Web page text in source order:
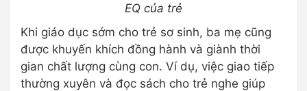
EQ của trẻ
Khi giáo dục sớm cho trẻ sơ sinh, ba mẹ cũng
được khuyến khích đồng hành và giành thời
gian chất lượng cùng con. Ví dụ, việc giao tiếp
thường xuyên và đọc sách cho trẻ nghe giúp